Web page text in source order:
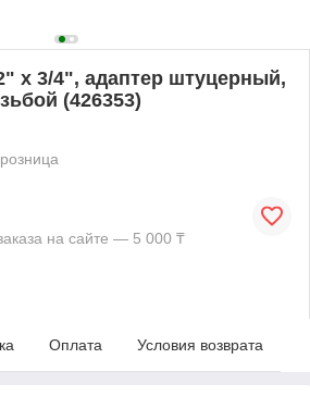
x 3/4", адаптер штуцерный,
(426353)
на сайте — 5 000 ₸
Оплата Условия возврата